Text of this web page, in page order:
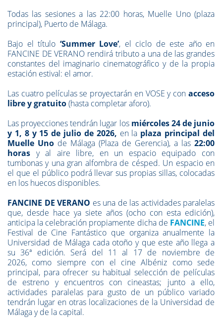
Todas las sesiones a las 22:00 horas, Muelle Uno (plaza
principal), Puerto de Málaga.
Bajo el título ‘Summer Love’, el ciclo de este año en
FANCINE DE VERANO rendirá tributo a una de las grandes
constantes del imaginario cinematográfico y de la propia
estación estival: el amor.
Las cuatro películas se proyectarán en VOSE y con acceso
libre y gratuito(hasta completar aforo).
Las proyecciones tendrán lugar los miércoles 24 de junio
y 1, 8 y 15 de julio de 2026, en la plaza principal del
Muelle Uno de Málaga (Plaza de Gerencia), a las 22:00
horas y al aire libre, en un espacio equipado con
tumbonas y una gran alfombra de césped. Un espacio en
el que el público podrá llevar sus propias sillas, colocadas
en los huecos disponibles.
FANCINE DE VERANO es una de las actividades paralelas
que, desde hace ya siete años (ocho con esta edición),
anticipa la celebración propiamente dicha de FANCINE, el
Festival de Cine Fantástico que organiza anualmente la
Universidad de Málaga cada otoño y que este año llega a
su 36ª edición. Será del 11 al 17 de noviembre de
2026, como siempre con el cine Albéniz como sede
principal, para ofrecer su habitual selección de películas
de estreno y encuentros con cineastas; junto a ello,
actividades paralelas para gusto de un público variado
tendrán lugar en otras localizaciones de la Universidad de
Málaga y de la capital.